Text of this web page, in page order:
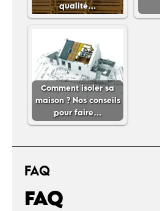
qualité…
Comment isoler sa
maison ? Nos conseils
pour faire…
FAQ
FAQ